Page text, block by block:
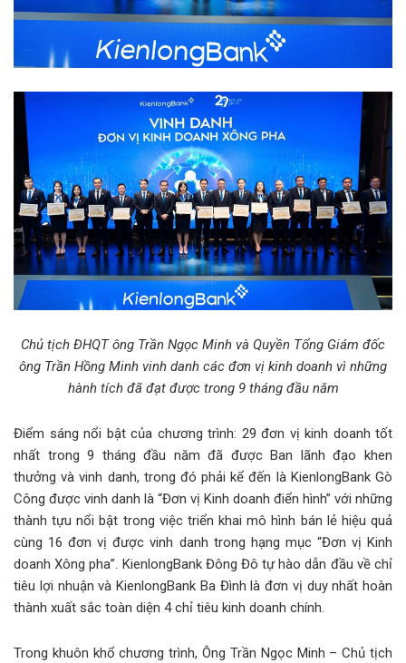
Chủ tịch ĐHQT ông Trần Ngọc Minh và Quyền Tổng Giám đốc
ông Trần Hồng Minh vinh danh các đơn vị kinh doanh vì những
hành tích đã đạt được trong 9 tháng đầu năm
Điểm sáng nổi bật của chương trình: 29 đơn vị kinh doanh tốt
nhất trong 9 tháng đầu năm đã được Ban lãnh đạo khen
thưởng và vinh danh, trong đó phải kể đến là KienlongBank Gò
Công được vinh danh là “Đơn vị Kinh doanh điển hình” với những
thành tựu nổi bật trong việc triển khai mô hình bán lẻ hiệu quả
cùng 16 đơn vị được vinh danh trong hạng mục “Đơn vị Kinh
doanh Xông pha”. KienlongBank Đông Đô tự hào dẫn đầu về chỉ
tiêu lợi nhuận và KienlongBank Ba Đình là đơn vị duy nhất hoàn
thành xuất sắc toàn diện 4 chỉ tiêu kinh doanh chính.
Trong khuôn khổ chương trình, Ông Trần Ngọc Minh – Chủ tịch